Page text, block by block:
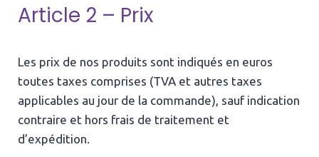
Article 2 – Prix
Les prix de nos produits sont indiqués en euros
toutes taxes comprises (TVA et autres taxes
applicables au jour de la commande), sauf indication
contraire et hors frais de traitement et
d’expédition.